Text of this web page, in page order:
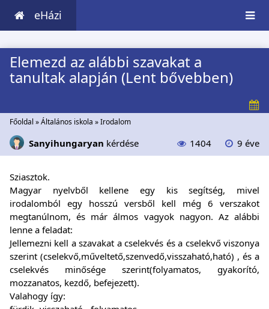
eHázi
Elemezd az alábbi szavakat a
tanultak alapján (Lent bővebben)
Főoldal »Általános iskola »Irodalom
Sanyihungaryan kérdése 1404 9 éve
Sziasztok.
Magyar nyelvből kellene egy kis segítség, mivel
irodalomból egy hosszú versből kell még 6 verszakot
megtanúlnom, és már álmos vagyok nagyon. Az alábbi
lenne a feladat:
Jellemezni kell a szavakat a cselekvés és a cselekvő viszonya
szerint (cselekvő,műveltető,szenvedő,visszaható,ható) , és a
cselekvés minősége szerint(folyamatos, gyakorító,
mozzanatos, kezdő, befejezett).
Valahogy így: